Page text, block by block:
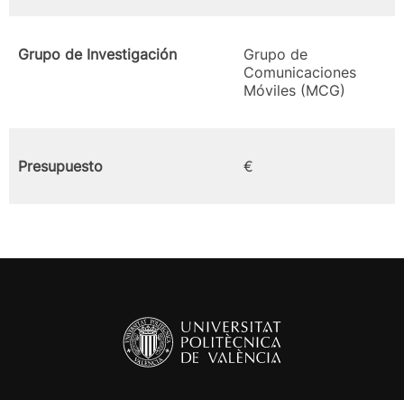
Grupo de Investigación
Grupo de
Comunicaciones
Móviles (MCG)
Presupuesto €